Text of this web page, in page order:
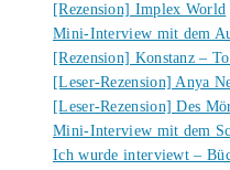
[Rezension] Implex World
Mini-Interview mit dem
[Rezension] Konstanz –
[Leser-Rezension] Anya
[Leser-Rezension] Des
Mini-Interview mit dem
Ich wurde interviewt –